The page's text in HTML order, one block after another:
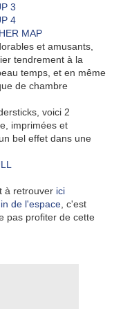
et amusants,
tendrement à la
temps, et en même
de chambre
voici 2
imprimées et
bel effet dans une
à retrouver ici
de l'espace , c'est
pas profiter de cette